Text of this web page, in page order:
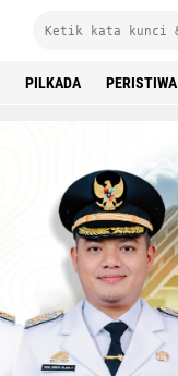
PILKADA PERISTIWA